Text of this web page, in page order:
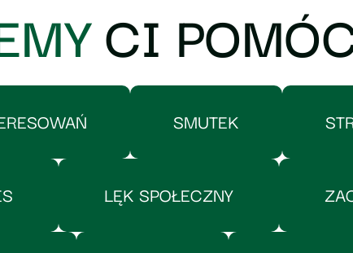
CI
SMUTEK
LĘK SPOŁECZNY